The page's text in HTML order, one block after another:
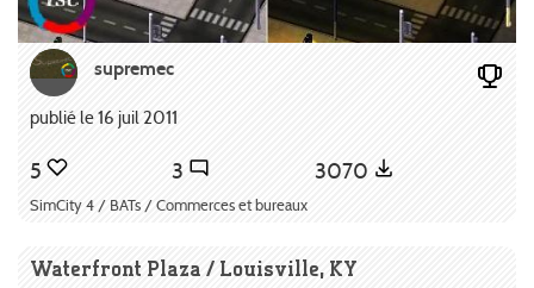
supremec
publié le 16 juil 2011
5 3 3070
SimCity 4 / BATs / Commerces et bureaux
Waterfront Plaza / Louisville, KY